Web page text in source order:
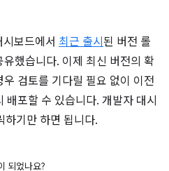
보드에서 최근 출시 된 버전 롤
했습니다. 이제 최신 버전의 확
검토를 기다릴 필요 없이 이전
배포할 수 있습니다. 개발자 대시
하기만 하면 됩니다.
되었나요?